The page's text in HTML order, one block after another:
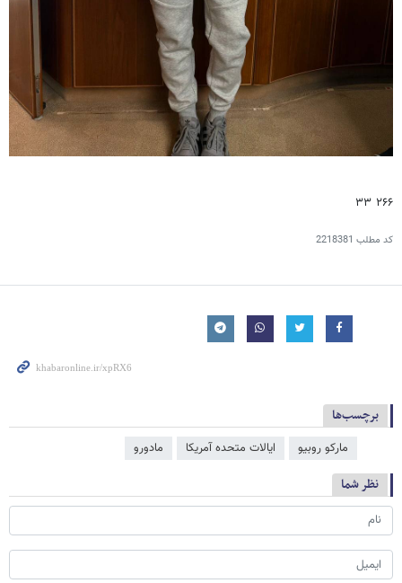
۲۶۶ ۳۳
کد مطلب 2218381
برچسب‌ها
مارکو روبیو ایالات متحده آمریکا مادورو
نظر شما